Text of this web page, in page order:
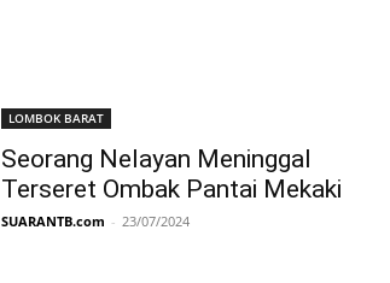
LOMBOK BARAT
Seorang Nelayan Meninggal
Terseret Ombak Pantai Mekaki
SUARANTB.com - 23/07/2024